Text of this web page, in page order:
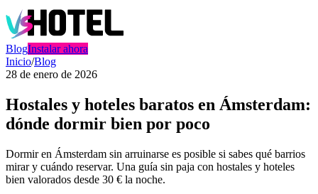
BlogInstalar ahora
Inicio/Blog
28 de enero de 2026
Hostales y hoteles baratos en Ámsterdam:
dónde dormir bien por poco
Dormir en Ámsterdam sin arruinarse es posible si sabes qué barrios
mirar y cuándo reservar. Una guía sin paja con hostales y hoteles
bien valorados desde 30 € la noche.